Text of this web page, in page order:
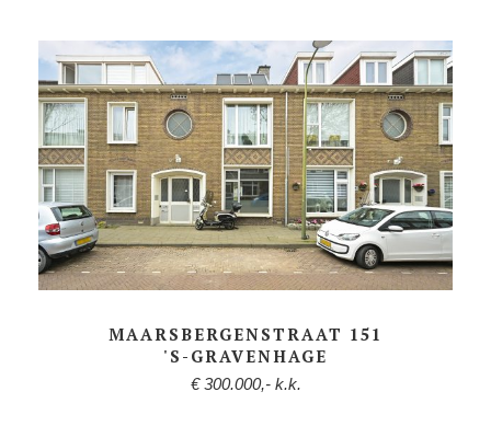
MAARSBERGENSTRAAT 151
'S-GRAVENHAGE
€ 300.000,- k.k.